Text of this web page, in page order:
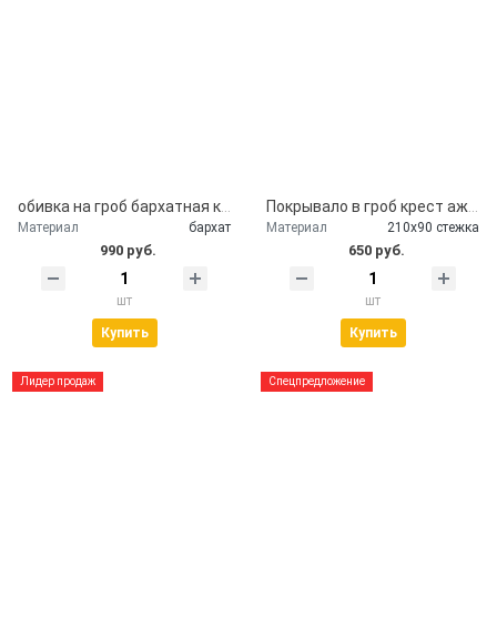
Материал бархат
990 руб.
шт
Купить
Материал 210х90 стежка
650 руб.
шт
Купить
Лидер продаж Спецпредложение